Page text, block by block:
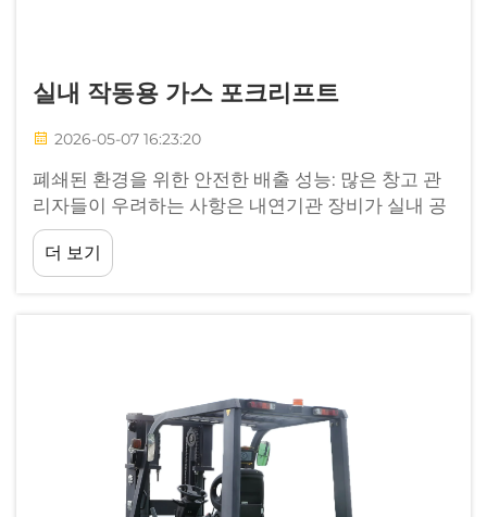
실내 작동용 가스 포크리프트
2026-05-07 16:23:20
폐쇄된 환경을 위한 안전한 배출 성능: 많은 창고 관
리자들이 우려하는 사항은 내연기관 장비가 실내 공
기질 규정을 준수하지 못할 수 있다는 점이다. 이러
한 우려는 최신 가스 포크리프트를 사용하면 완전히
해소된다. 디젤 장비...
더 보기